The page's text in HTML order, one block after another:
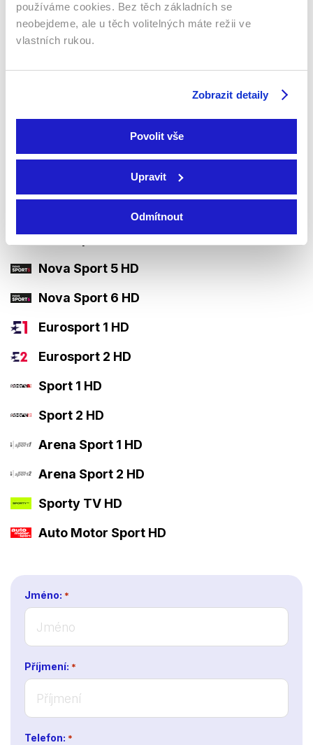
používáme cookies. Bez těch základních se
neobejdeme, ale u těch volitelných máte režii ve
vlastních rukou.
Zobrazit detaily
Povolit vše
Upravit
Odmítnout
Strike TV HD
ČT sport HD
Premier Sport 3 HD
Nova Sport 1 HD
Nova Sport 2 HD
Nova Sport 3 HD
Nova Sport 4 HD
Nova Sport 5 HD
Nova Sport 6 HD
Eurosport 1 HD
Eurosport 2 HD
Sport 1 HD
Sport 2 HD
Arena Sport 1 HD
Arena Sport 2 HD
Sporty TV HD
Auto Motor Sport HD
Jméno: *
Příjmení: *
Telefon: *